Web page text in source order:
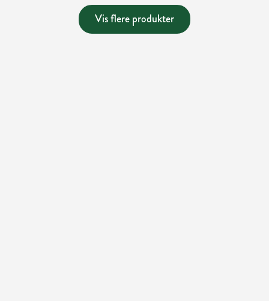
Vis flere produkter